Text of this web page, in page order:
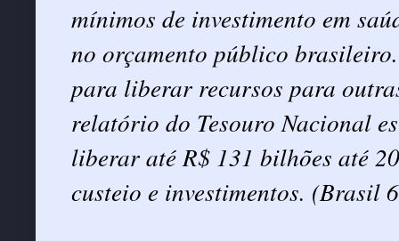
mínimos de investimento em
no orçamento público
para liberar recursos para
relatório do Tesouro Nacional
liberar até R$ 131 bilhões até
custeio e investimentos. (Brasil